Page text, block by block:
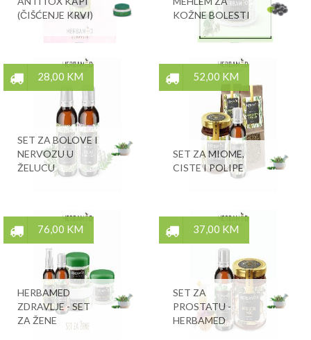
(ČIŠĆENJE KRVI)
KOŽNE BOLESTI
28,00 KM
SET ZA BOLOVE I
NERVOZU U
ŽELUCU
52,00 KM
SET ZA MIOME,
CISTE I POLIPE
76,00 KM
HERBAMED
ZDRAVLJE - SET
ZA ŽENE
37,00 KM
SET ZA
PROSTATU -
HERBAMED